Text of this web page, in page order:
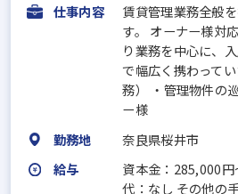
仕事内容
賃貸管理業務全般
す。 オーナー様対
り業務を中心に、
で幅広く携わって
務） ・管理物件の
ー様
勤務地
奈良県桜井市
給与
資本金：285,000
代：なし その他の